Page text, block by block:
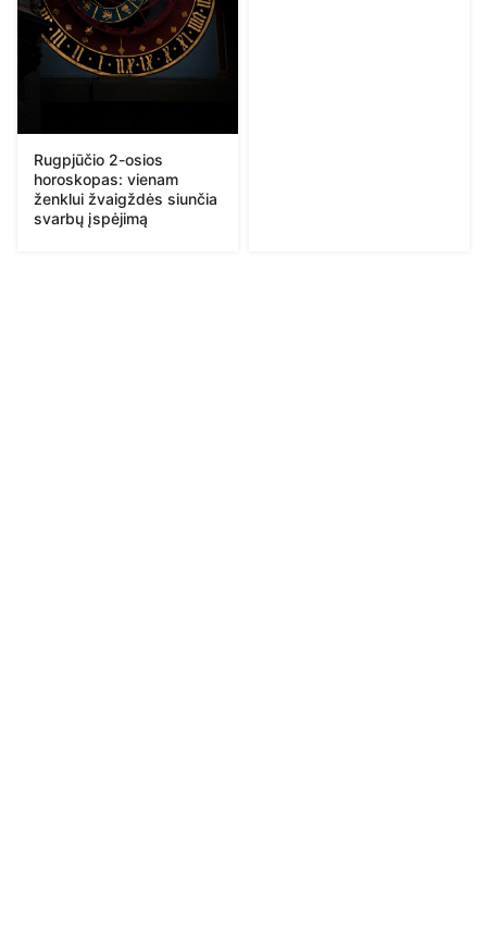
Rugpjūčio 2-osios
horoskopas: vienam
ženklui žvaigždės siunčia
svarbų įspėjimą